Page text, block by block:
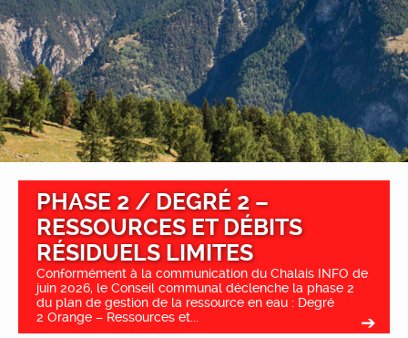
PHASE 2 / DEGRÉ 2 –
RESSOURCES ET DÉBITS
RÉSIDUELS LIMITES
Conformément à la communication du Chalais INFO de
juin 2026, le Conseil communal déclenche la phase 2
du plan de gestion de la ressource en eau : Degré
2 Orange – Ressources et...